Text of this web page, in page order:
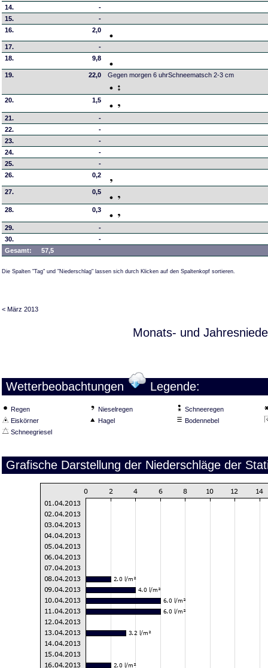
14.
-
15.
-
16.
2,0
17.
-
18.
9,8
19. 22,0 Gegen morgen 6 uhrSchneematsch 2-3 cm
20. 1,5
21.
-
22.
-
23.
-
24.
-
25.
-
26.
0,2
27. 0,5
28. 0,3
29.
-
30.
-
Gesamt:
57,5
Die Spalten "Tag" und "Niederschlag" lassen sich durch Klicken auf den Spaltenkopf sortieren.
< März 2013
Monats- und
Wetterbeobachtungen Legende:
Regen Nieselregen
Schneeregen
Eiskörner
Hagel
Bodennebel
Schneegriesel
Grafische Darstellung der Niederschläge der